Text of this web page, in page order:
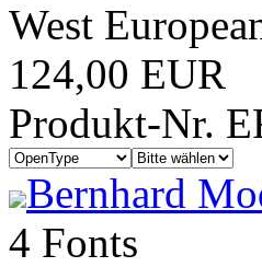
West
124,00 EUR
Produkt-Nr.
Bernhard
4 Fonts